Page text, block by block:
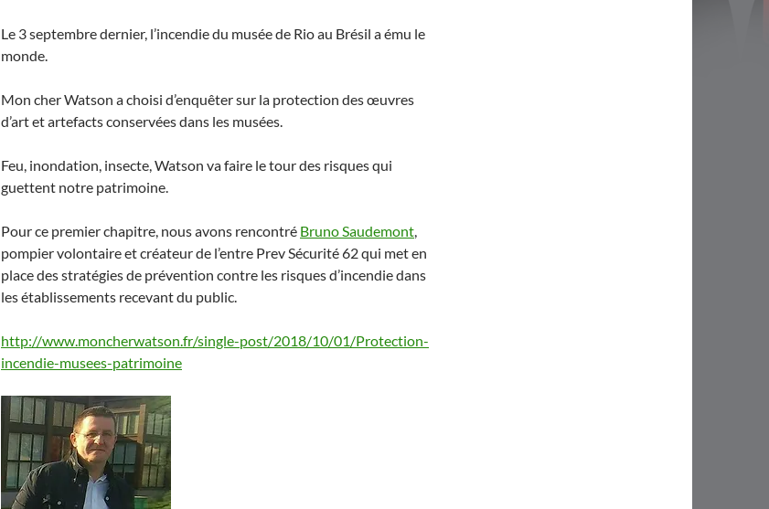
Le 3 septembre dernier, l’incendie du musée de Rio au Brésil a ému le
monde.
Mon cher Watson a choisi d’enquêter sur la protection des œuvres
d’art et artefacts conservées dans les musées.
Feu, inondation, insecte, Watson va faire le tour des risques qui
guettent notre patrimoine.
Pour ce premier chapitre, nous avons rencontré Bruno Saudemont,
pompier volontaire et créateur de l’entre Prev Sécurité 62 qui met en
place des stratégies de prévention contre les risques d’incendie dans
les établissements recevant du public.
http://www.moncherwatson.fr/single-post/2018/10/01/Protection-
incendie-musees-patrimoine